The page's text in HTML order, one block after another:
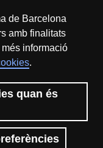
de Barcelona
amb finalitats
informació
.
quan és
(CC BY NC) -